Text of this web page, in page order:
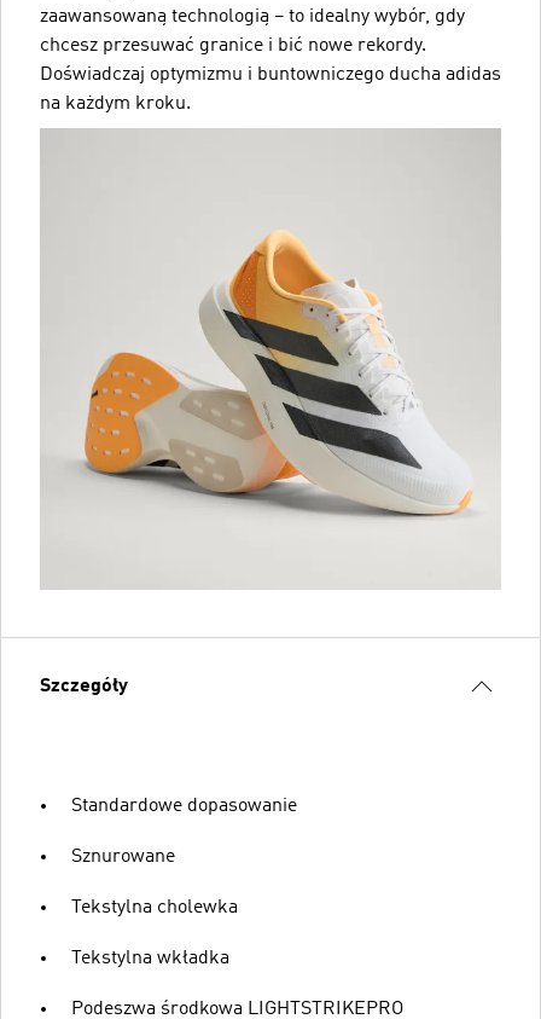
zaawansowaną technologią – to idealny wybór, gdy
chcesz przesuwać granice i bić nowe rekordy.
Doświadczaj optymizmu i buntowniczego ducha adidas
na każdym kroku.
Szczegóły
Standardowe dopasowanie
Sznurowane
Tekstylna cholewka
Tekstylna wkładka
Podeszwa środkowa LIGHTSTRIKEPRO